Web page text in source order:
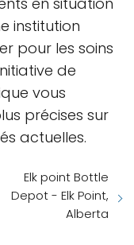
institution
pour les soins
de
vous
précises sur
actuelles.
Elk point Bottle
Depot - Elk Point,
Alberta